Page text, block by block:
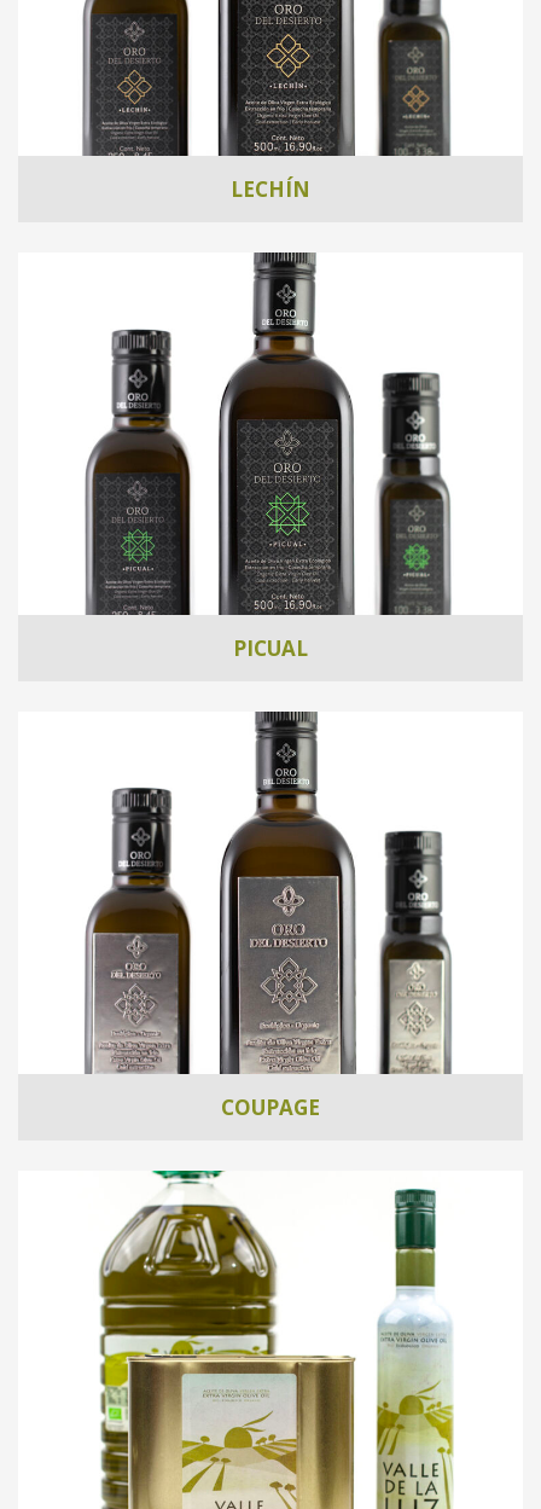
LECHÍN
PICUAL
COUPAGE